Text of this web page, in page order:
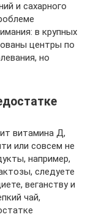
и сахарного
в крупных
центры по
но
витамина Д,
или совсем не
например,
следуете
веганству и
чай,